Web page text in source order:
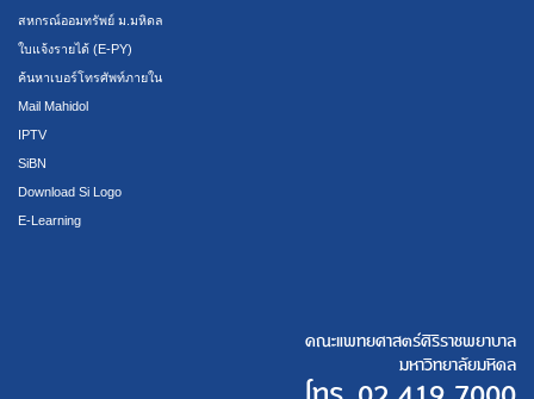
สหกรณ์ออมทรัพย์ ม.มหิดล
ใบแจ้งรายได้ (E-PY)
ค้นหาเบอร์โทรศัพท์ภายใน
Mail Mahidol
IPTV
SiBN
Download Si Logo
E-Learning
คณะแพทยศาสตร์ศิริราชพยาบาล
มหาวิทยาลัยมหิดล